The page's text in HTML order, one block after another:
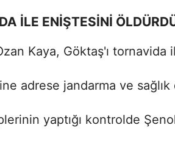
İLE ENİŞTESİNİ
Kaya, Göktaş'ı tornavida
adrese jandarma ve
yaptığı kontrolde